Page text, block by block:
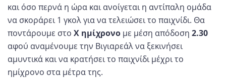
και όσο περνά η ώρα και ανοίγεται η αντίπαλη ομάδα
να σκοράρει 1 γκολ για να τελειώσει το παιχνίδι. Θα
ποντάρουμε στο Χ ημίχρονο με μέση απόδοση 2.30
αφού αναμένουμε την Βιγιαρεάλ να ξεκινήσει
αμυντικά και να κρατήσει το παιχνίδι μέχρι το
ημίχρονο στα μέτρα της.